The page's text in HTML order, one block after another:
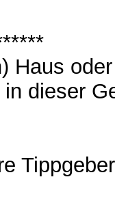
Haus
dieser